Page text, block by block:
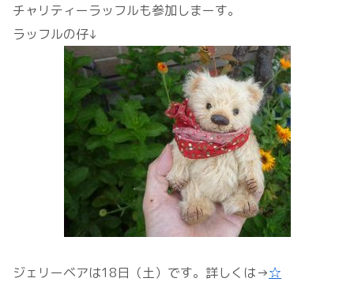
チャリティーラッフルも参加しまーす。
ラッフルの仔↓
ジェリーベアは18日（土）です。詳しくは→☆